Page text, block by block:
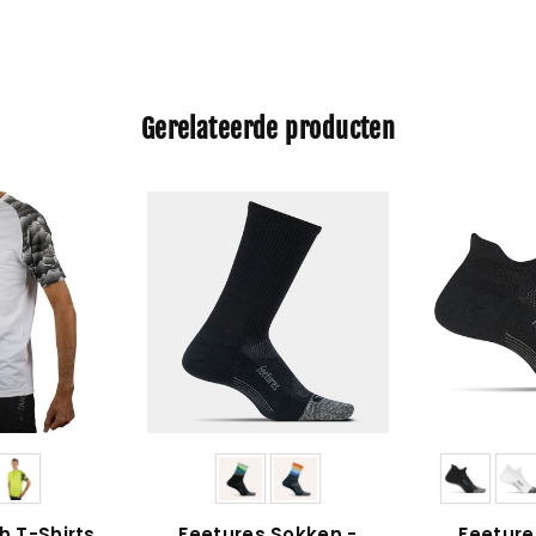
Gerelateerde producten